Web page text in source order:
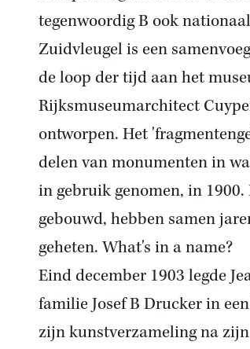
tegenwoordig B ook
Zuidvleugel is een
de loop der tijd aan het
Rijksmuseumarchitect
ontworpen. Het
delen van monumenten in
in gebruik genomen, in
gebouwd, hebben samen
geheten. What's in a name?
Eind december 1903 legde
familie Josef B Drucker in
zijn kunstverzameling na